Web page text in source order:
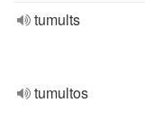
tumults
tumultos